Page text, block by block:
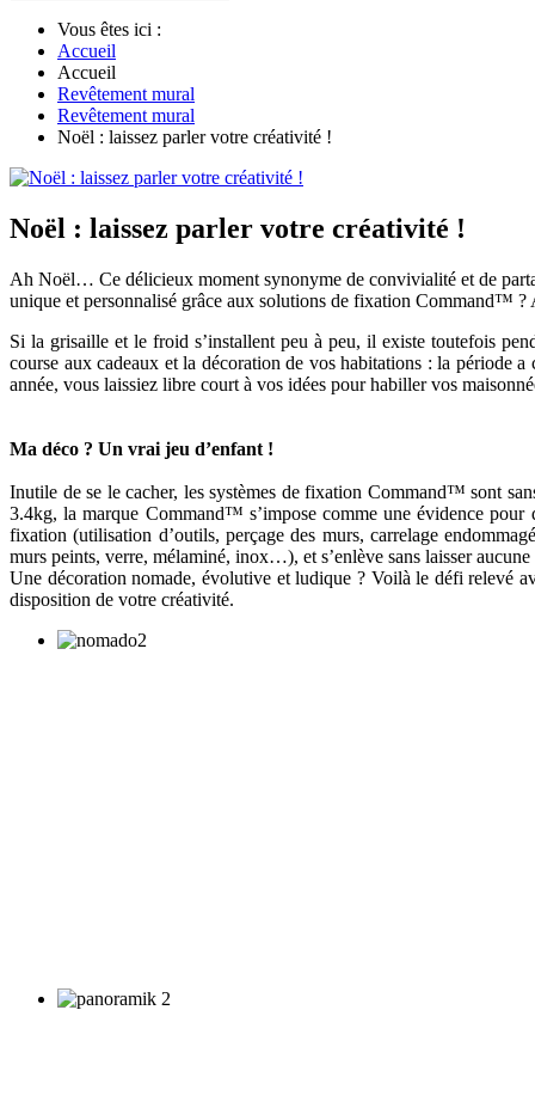
Vous êtes ici :
Accueil
Accueil
Revêtement mural
Revêtement mural
Noël : laissez parler votre créativité !
Noël : laissez parler votre créativité !
Ah Noël… Ce délicieux moment synonyme de convivialité et de
unique et personnalisé grâce aux solutions de fixation Command™ ?
Si la grisaille et le froid s’installent peu à peu, il existe toutefois
course aux cadeaux et la décoration de vos habitations : la période
année, vous laissiez libre court à vos idées pour habiller vos
Ma déco ? Un vrai jeu d’enfant !
Inutile de se le cacher, les systèmes de fixation Command™ sont
3.4kg, la marque Command™ s’impose comme une évidence
fixation (utilisation d’outils, perçage des murs, carrelage
murs peints, verre, mélaminé, inox…), et s’enlève sans laisser aucune
Une décoration nomade, évolutive et ludique ? Voilà le défi relevé
disposition de votre créativité.